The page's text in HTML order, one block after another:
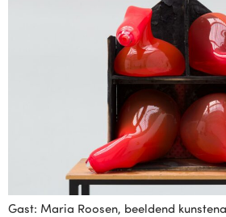
Gast: Maria Roosen, beeldend